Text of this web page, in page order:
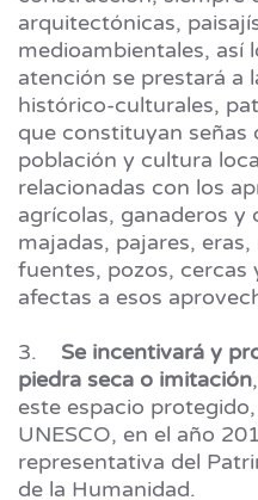
arquitectónicas,
medioambientales, así
atención se prestará a
histórico-culturales,
que constituyan señas
población y cultura
relacionadas con los
agrícolas, ganaderos y
majadas, pajares,
fuentes, pozos,
afectas a esos
3.
Se incentivará y
piedra seca o imitación
este espacio
UNESCO, en el año
representativa del
de la Humanidad.